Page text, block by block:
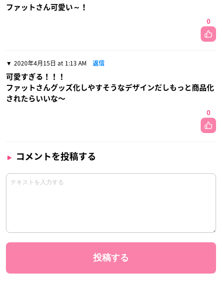
ファットさん可愛い～！
0
2020年4月15日 at 1:13 AM 返信
可愛すぎる！！！
ファットさんグッズ化しやすそうなデザインだしもっと商品化
されたらいいな〜
0
コメントを投稿する